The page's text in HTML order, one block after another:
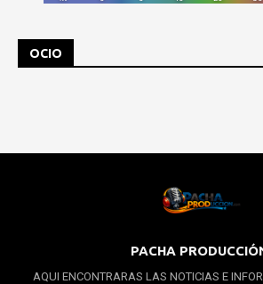
OCIO
PACHA
AQUI ENCONTRARAS LAS NOTICIAS E